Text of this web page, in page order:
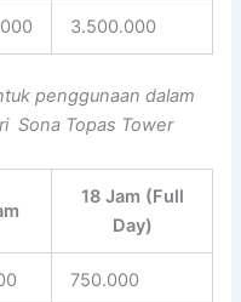
3.500.000
penggunaan dalam
Sona Topas Tower
18 Jam (Full
Day)
750.000